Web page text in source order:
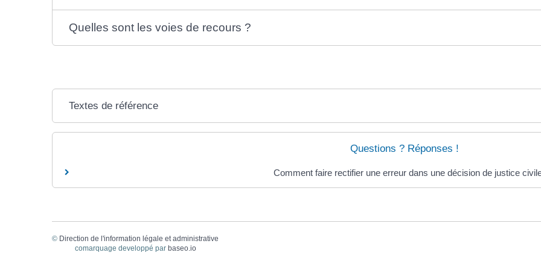
Quelles sont les voies de recours ?
Textes de référence
Questions ? Réponses !
Comment faire rectifier une erreur dans une décision de justice
© Direction de l'information légale et administrative
comarquage developpé par baseo.io